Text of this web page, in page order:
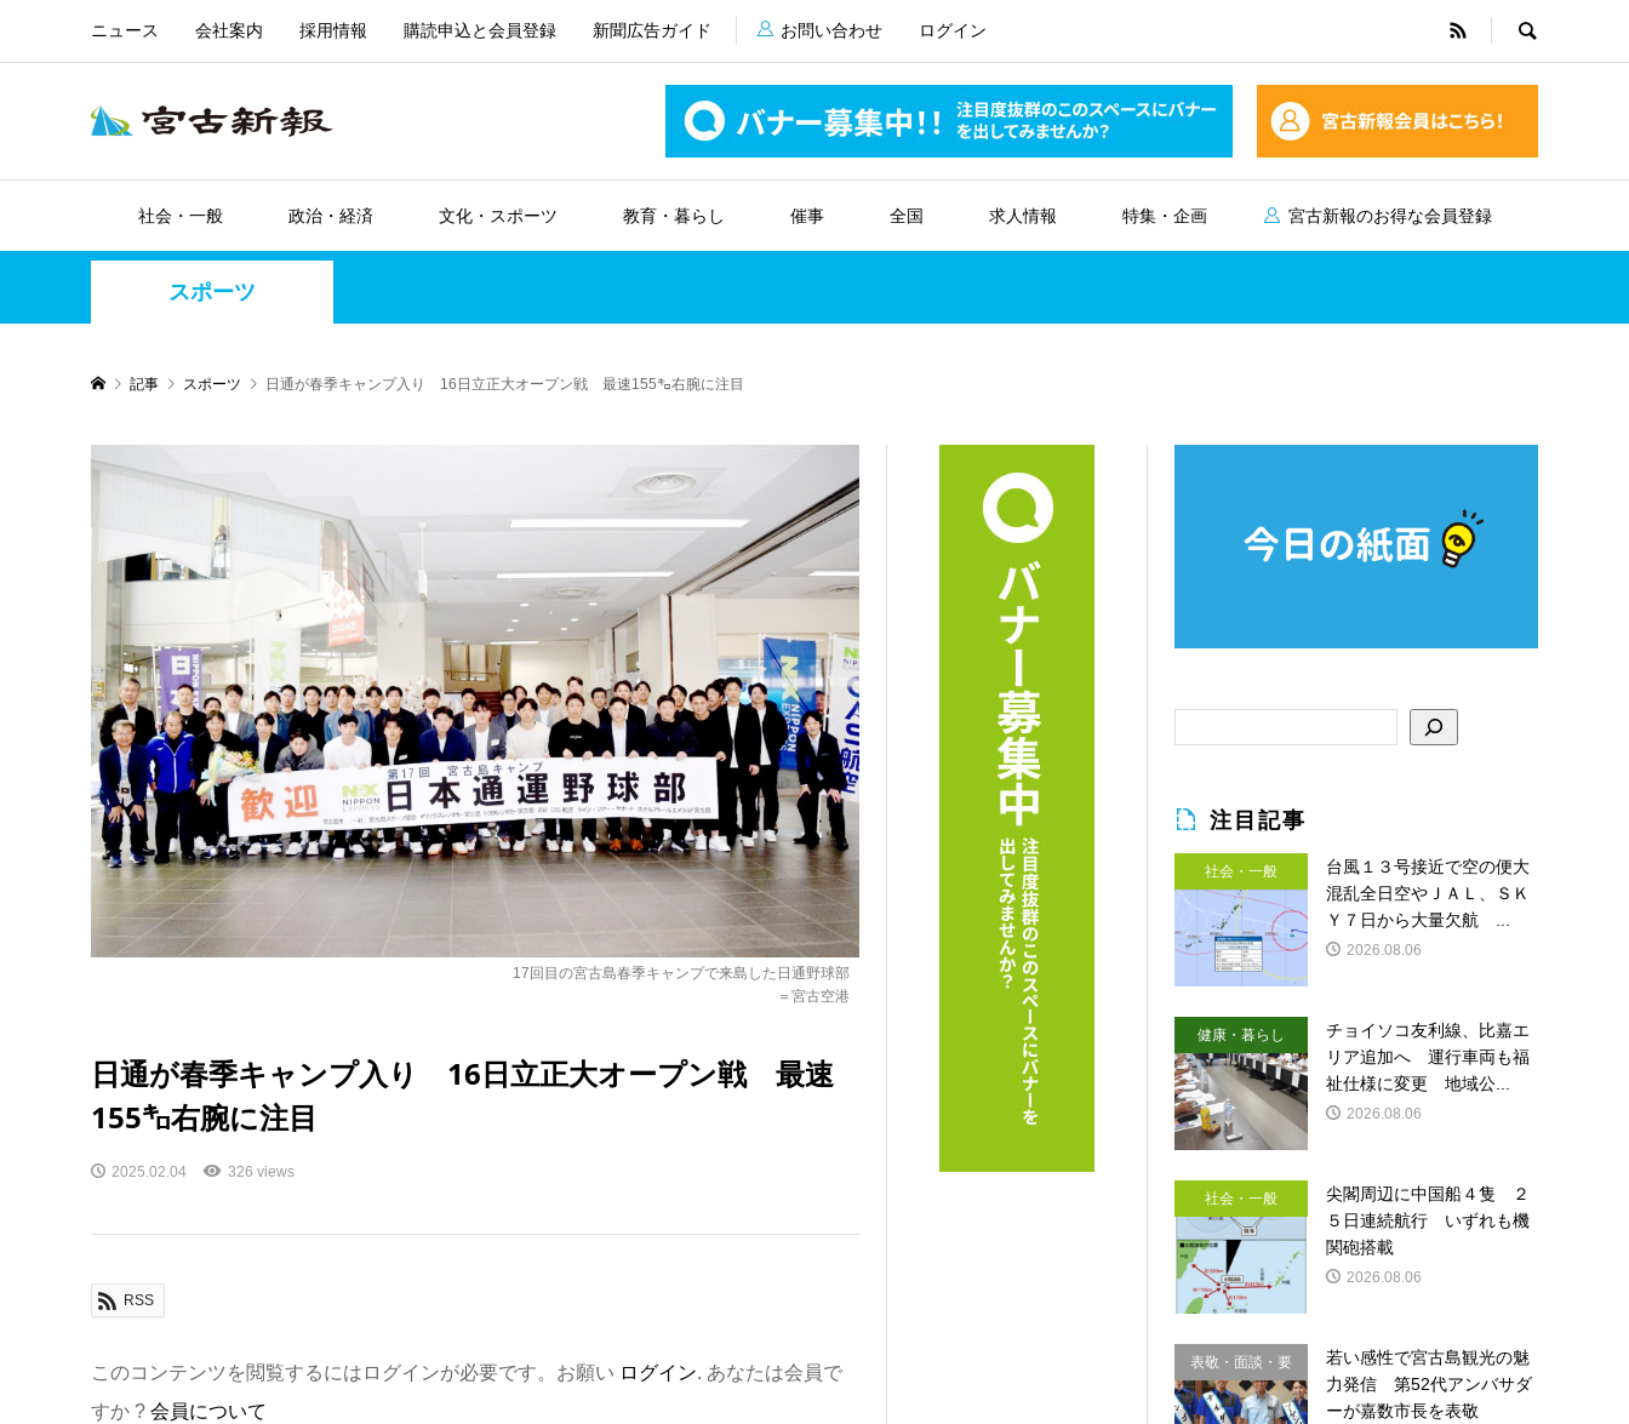
ニュース 会社案内 採用情報 購読申込と会員登録 新聞広告ガイド お問い合わせ ログイン
社会・一般 政治・経済 文化・スポーツ 教育・暮らし 催事 全国 求人情報 特集・企画 宮古新報のお得な会員登録
スポーツ
記事 スポーツ 日通が春季キャンプ入り 16日立正大オープン戦 最速155㌔右腕に注目
17回目の宮古島春季キャンプで来島した日通野球部
＝宮古空港
日通が春季キャンプ入り 16日立正大オープン戦 最速
155㌔右腕に注目
2025.02.04 326 views
RSS
このコンテンツを閲覧するにはログインが必要です。お願い ログイン. あなたは会員で
すか ? 会員について
注目記事
社会・一般
台風１３号接近で空の便大
混乱全日空やＪＡＬ、ＳＫ
Ｙ７日から大量欠航 ...
2026.08.06
健康・暮らし
チョイソコ友利線、比嘉エ
リア追加へ 運行車両も福
祉仕様に変更 地域公...
2026.08.06
社会・一般
尖閣周辺に中国船４隻 ２
５日連続航行 いずれも機
関砲搭載
2026.08.06
表敬・面談・要
請
若い感性で宮古島観光の魅
力発信 第52代アンバサダ
ーが嘉数市長を表敬